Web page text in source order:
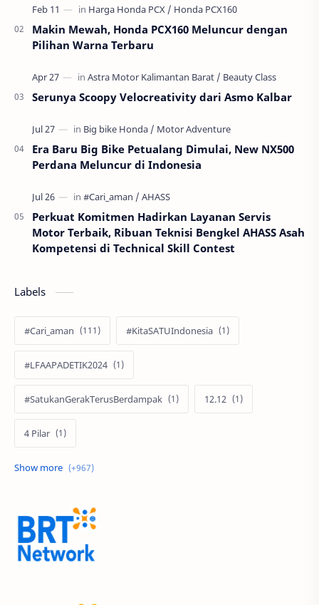
per…
Makin Mewah, Honda PCX160 Meluncur dengan
Pilihan Warna Terbaru
Serunya Scoopy Velocreativity dari Asmo Kalbar
Era Baru Big Bike Petualang Dimulai, New NX500
Perdana Meluncur di Indonesia
Perkuat Komitmen Hadirkan Layanan Servis
Motor Terbaik, Ribuan Teknisi Bengkel AHASS Asah
Kompetensi di Technical Skill Contest
Labels
#Cari_aman #KitaSATUIndonesia
#LFAAPADETIK2024
#SatukanGerakTerusBerdampak 12.12
4 Pilar
60 Tahun
Acer Edu Tech 2024